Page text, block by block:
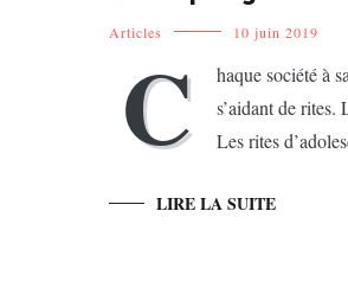
Articles 10 juin 2019
C
haque société à
s’aidant de rites.
Les rites
LIRE LA SUITE